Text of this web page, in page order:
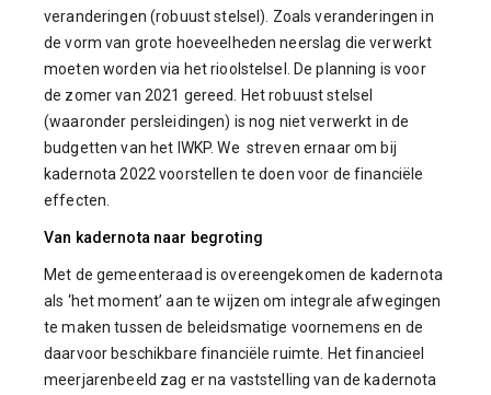
veranderingen (robuust stelsel). Zoals veranderingen in
de vorm van grote hoeveelheden neerslag die verwerkt
moeten worden via het rioolstelsel. De planning is voor
de zomer van 2021 gereed. Het robuust stelsel
(waaronder persleidingen) is nog niet verwerkt in de
budgetten van het IWKP. We streven ernaar om bij
kadernota 2022 voorstellen te doen voor de financiële
effecten.
Van kadernota naar begroting
Met de gemeenteraad is overeengekomen de kadernota
als ‘het moment’ aan te wijzen om integrale afwegingen
te maken tussen de beleidsmatige voornemens en de
daarvoor beschikbare financiële ruimte. Het financieel
meerjarenbeeld zag er na vaststelling van de kadernota